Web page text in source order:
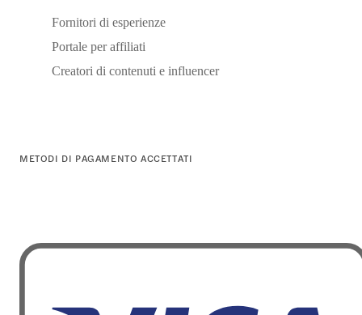
Fornitori di esperienze
Portale per affiliati
Creatori di contenuti e influencer
METODI DI PAGAMENTO ACCETTATI